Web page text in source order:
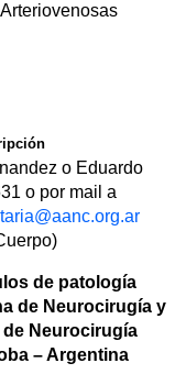
o Eduardo
o por mail a
de patología
de Neurocirugía y
de Neurocirugía
– Argentina